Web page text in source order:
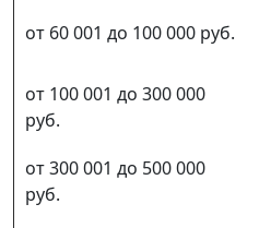
от 60 001 до 100 000 руб.
от 100 001 до 300 000
руб.
от 300 001 до 500 000
руб.